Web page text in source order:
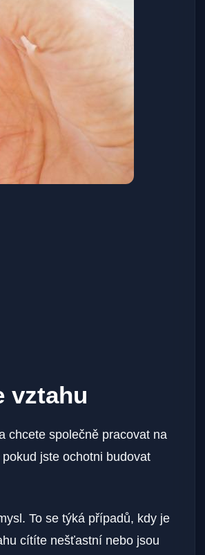
vztahu
chcete společně pracovat na
jste ochotni budovat
To se týká případů, kdy je
cítíte nešťastní nebo jsou